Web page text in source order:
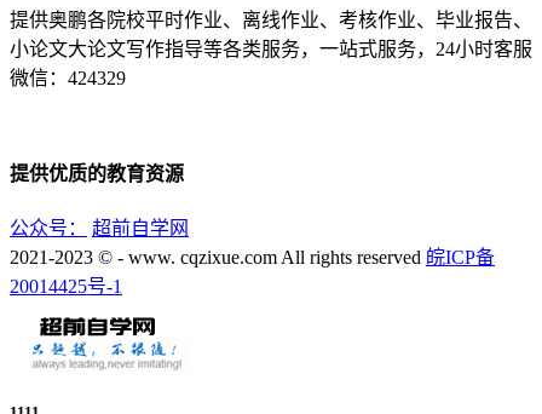
提供奥鹏各院校平时作业、离线作业、考核作业、毕业报告、
小论文大论文写作指导等各类服务，一站式服务，24小时客服
微信：424329
提供优质的教育资源
公众号：
超前自学网
2021-2023 © - www. cqzixue.com All rights reserved 皖ICP备
20014425号-1